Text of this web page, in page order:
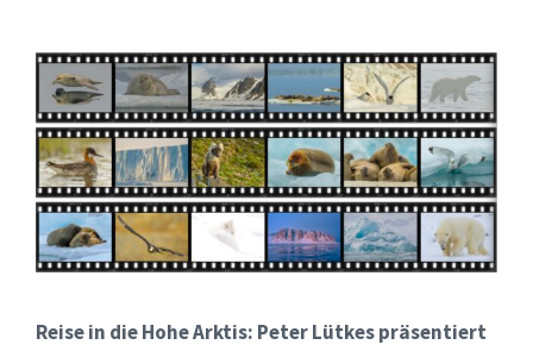
Reise in die Hohe Arktis: Peter Lütkes präsentiert